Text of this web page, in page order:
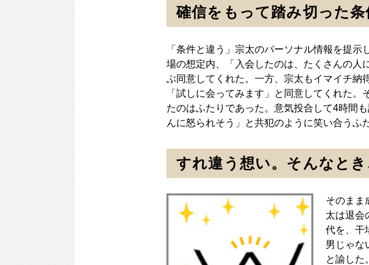
確信をもって踏み切った
「条件と違う」宗太のパーソナル情報を提
場の想定内、「入会したのは、たくさんの人
ぶ同意してくれた。一方、宗太もイマイチ納
「試しに会ってみます」と同意してくれた
たのはふたりであった。意気投合して4時間
んに怒られそう」と共犯のように笑い合うふ
すれ違う想い。そんなと
そのまま
太は退会
代を、干
男じゃな
と諭した